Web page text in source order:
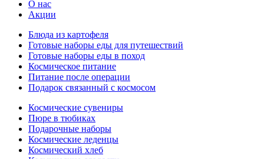
О нас
Акции
Блюда из картофеля
Готовые наборы еды для путешествий
Готовые наборы еды в поход
Космическое питание
Питание после операции
Подарок связанный с космосом
Космические сувениры
Пюре в тюбиках
Подарочные наборы
Космические леденцы
Космический хлеб